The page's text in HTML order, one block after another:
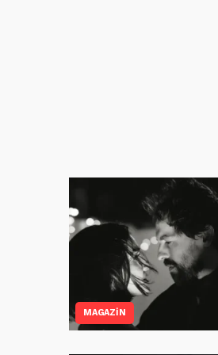
MAGAZİN